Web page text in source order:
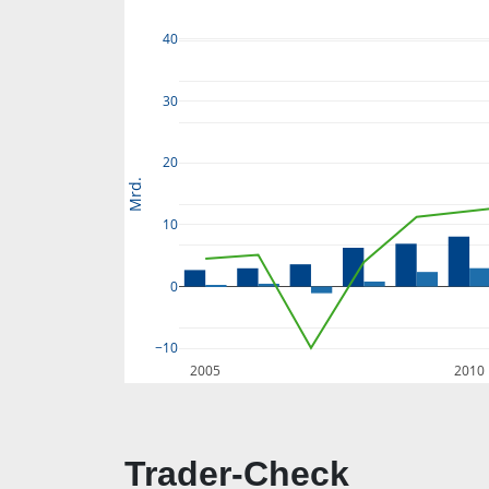
2005 2010
−10
0
10
20
30
40
Mrd.
Trader-Check